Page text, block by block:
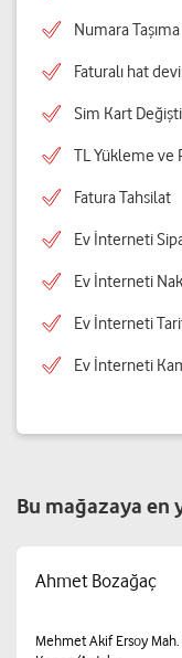
Numara Taşıma
Faturalı hat
Sim Kart
TL Yükleme ve
Fatura Tahsilat
Ev İnterneti
Ev İnterneti
Ev İnterneti
Ev İnterneti
Bu mağazaya en
Ahmet Bozağaç
Mehmet Akif Ersoy